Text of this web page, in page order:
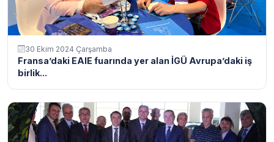
30 Ekim 2024 Çarşamba
Fransa’daki EAIE fuarında yer alan İGÜ Avrupa’daki iş
birlik...